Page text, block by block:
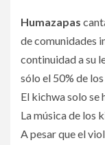
Humazapas
de comunidades
continuidad a su
sólo el 50% de
El kichwa solo se
La música de los
A pesar que el